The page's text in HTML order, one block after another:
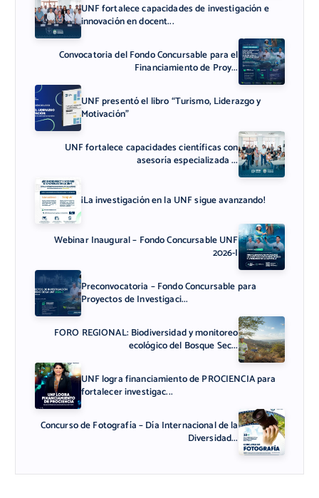
UNF fortalece capacidades de investigación e
innovación en docent...
Convocatoria del Fondo Concursable para el
Financiamiento de Proy...
UNF presentó el libro “Turismo, Liderazgo y
Motivación”
UNF fortalece capacidades científicas con
asesoría especializada ...
¡La investigación en la UNF sigue avanzando!
Webinar Inaugural – Fondo Concursable UNF
2026-I
Preconvocatoria – Fondo Concursable para
Proyectos de Investigaci...
FORO REGIONAL: Biodiversidad y monitoreo
ecológico del Bosque Sec...
UNF logra financiamiento de PROCIENCIA para
fortalecer investigac...
Concurso de Fotografía – Día Internacional de la
Diversidad...